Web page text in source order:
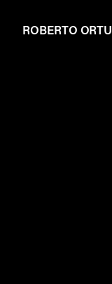
ROBERTO ORTU